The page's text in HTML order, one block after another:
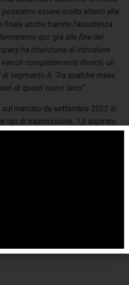
essere molto attenti alla
anche tramite l’assistenza
qui: già alle fine del
ha intenzione di introdurre
completamente diversi, un
segmento A. Tra qualche mese
di questi nuovi lanci”.
marcato da settembre 2022 in
tipi di trasmissione, 1,5 aspirato